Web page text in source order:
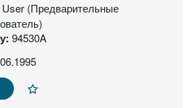
User (Предварительные
94530A